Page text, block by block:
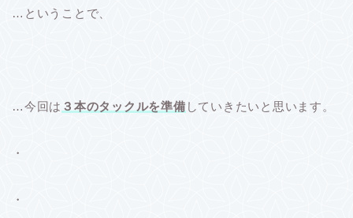
…ということで、
…今回は ３本のタックルを準備 していきたいと思います。
・
・